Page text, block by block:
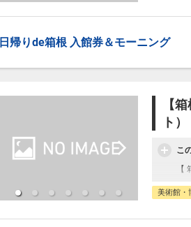
日帰りde箱根 入館券＆モーニング
【
ト）
こ
【
美術館・